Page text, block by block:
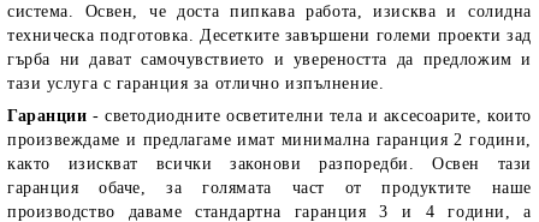
система. Освен, че доста пипкава работа, изисква и солидна
техническа подготовка. Десетките завършени големи проекти зад
гърба ни дават самочувствието и увереността да предложим и
тази услуга с гаранция за отлично изпълнение.
Гаранции - светодиодните осветителни тела и аксесоарите, които
произвеждаме и предлагаме имат минимална гаранция 2 години,
както изискват всички законови разпоредби. Освен тази
гаранция обаче, за голямата част от продуктите наше
производство даваме стандартна гаранция 3 и 4 години, а